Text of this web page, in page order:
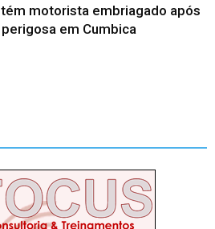
motorista embriagado após
em Cumbica